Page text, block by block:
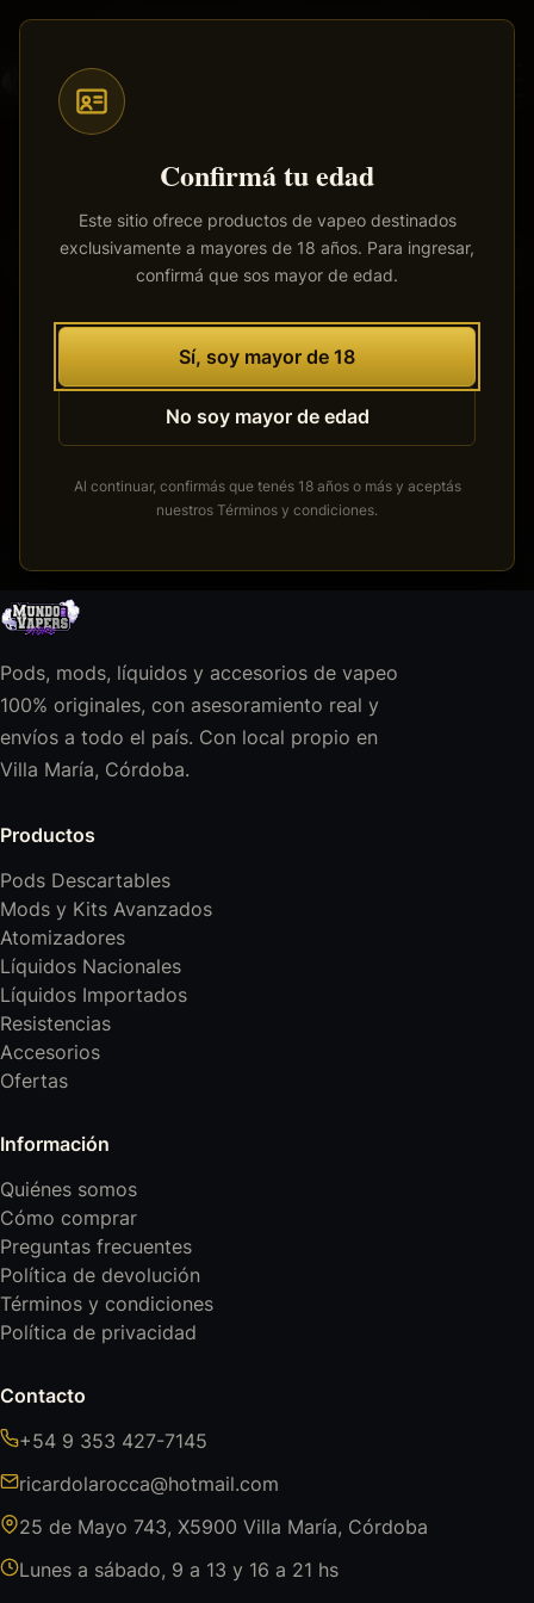
Confirmá tu edad
Este sitio ofrece productos de vapeo destinados
exclusivamente a mayores de 18 años. Para ingresar,
confirmá que sos mayor de edad.
Sí, soy mayor de 18
No soy mayor de edad
Al continuar, confirmás que tenés 18 años o más y aceptás
nuestros Términos y condiciones.
Saltar
contenido
principal
Envíos a todo el país· 100% productos originales
Tenemos grandes proyectos
Se está cocinando algo grande. Nuestra tienda está en
obras y pronto abrirá sus puertas.
Pods, mods, líquidos y accesorios de vapeo
100% originales, con asesoramiento real y
envíos a todo el país. Con local propio en
Villa María, Córdoba.
Productos
Pods Descartables
Mods y Kits Avanzados
Atomizadores
Líquidos Nacionales
Líquidos Importados
Resistencias
Accesorios
Ofertas
Información
Quiénes somos
Cómo comprar
Preguntas frecuentes
Política de devolución
Términos y condiciones
Política de privacidad
Contacto
+54 9 353 427-7145
ricardolarocca@hotmail.com
25 de Mayo 743, X5900 Villa María, Córdoba
Lunes a sábado, 9 a 13 y 16 a 21 hs